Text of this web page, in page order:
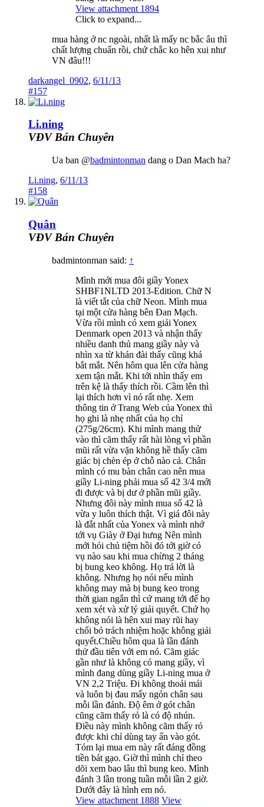
View attachment 1894
Click to expand...
mua hàng ở nc ngoài, nhất là mấy nc bắc âu thì
chất lượng chuẩn rồi, chứ chắc ko hên xui như
VN đâu!!!
darkangel_0902, 6/11/13
#157
Li.ning
VĐV Bán Chuyên
Ua ban @badmintonman dang o Dan Mach ha?
Li.ning, 6/11/13
#158
Quân
VĐV Bán Chuyên
badmintonman said: ↑
Mình mới mua đôi giầy Yonex
SHBF1NLTD 2013-Edition. Chữ N
là viết tắt của chữ Neon. Mình mua
tại một cửa hàng bên Đan Mạch.
Vừa rồi mình có xem giải Yonex
Denmark open 2013 và nhận thấy
nhiều danh thủ mang giầy này và
nhìn xa từ khán đài thấy cũng khá
bắt mắt. Nên hôm qua lên cửa hàng
xem tận mắt. Khi tới nhìn thấy em
trên kệ là thấy thích rồi. Cầm lên thì
lại thích hơn vì nó rất nhẹ. Xem
thông tin ở Trang Web của Yonex thì
họ ghi là nhẹ nhất của họ chỉ
(275g/26cm). Khi mình mang thử
vào thì cãm thấy rất hài lòng vì phần
mũi rất vừa vặn không hề thấy cãm
giác bị chèn ép ở chỗ nào cả. Chân
mình có mu bàn chân cao nên mua
giầy Li-ning phải mua số 42 3/4 mới
đi được và bị dư ở phần mũi giầy.
Nhưng đôi này mình mua số 42 là
vừa y luôn thích thật. Vì giá đôi này
là đắt nhất của Yonex và mình nhớ
tới vụ Giày ở Đại hưng Nên mình
mới hỏi chủ tiệm hồi đó tới giờ có
vụ nào sau khi mua chừng 2 tháng
bị bung keo không. Họ trả lời là
không. Nhưng họ nói nếu mình
không may mà bị bung keo trong
thời gian ngắn thì cứ mang tới để họ
xem xét và xử lý giải quyết. Chứ họ
không nói là hên xui may rũi hay
chối bỏ trách nhiệm hoặc không giải
quyết.Chiều hôm qua là lần đánh
thử đầu tiên với em nó. Cãm giác
gần như là không có mang giầy, vì
mình đang dùng giầy Li-ning mua ở
VN 2,2 Triệu. Đi không thoải mái
và luôn bị đau mấy ngón chân sau
mỗi lần đánh. Độ êm ở gót chân
cũng cãm thấy rỏ là có độ nhún.
Điều này mình không cãm thấy rỏ
được khi chỉ dùng tay ấn vào gót.
Tóm lại mua em này rất đáng đồng
tiền bát gạo. Giờ thì mình chỉ theo
dõi xem bao lâu thì bung keo. Mình
đánh 3 lần trong tuần mỗi lần 2 giờ.
Dưới đây là hình em nó.
View attachment 1888 View